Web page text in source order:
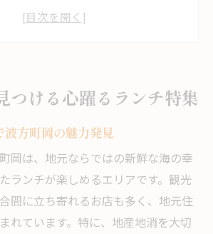
ェでゆったりランチタイム満喫
らランチカレンダー活用術
レンダーで旬の味を逃さずチェッ
情報をカレンダーで見極める方
ンチはカレンダーで賢く計画し
つける心躍るランチ特集
方町岡の魅力発見
岡は、地元ならではの新鮮な海の幸
ランチが楽しめるエリアです。観光
間に立ち寄れるお店も多く、地元住
れています。特に、地産地消を大切